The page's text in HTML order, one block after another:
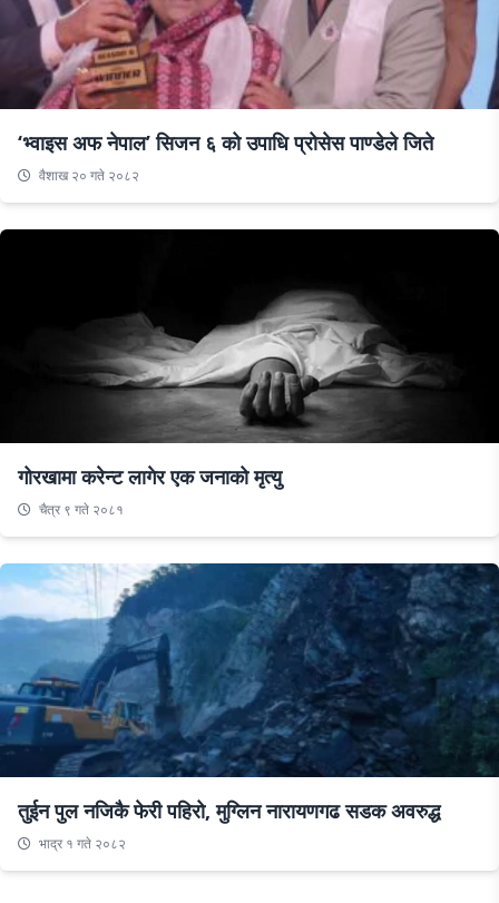
‘भ्वाइस अफ नेपाल’ सिजन ६ को उपाधि प्रोसेस पाण्डेले जिते
वैशाख २० गते २०८२
गोरखामा करेन्ट लागेर एक जनाको मृत्यु
चैत्र ९ गते २०८१
तुईन पुल नजिकै फेरी पहिरो, मुग्लिन नारायणगढ सडक अवरुद्ध
भाद्र १ गते २०८२